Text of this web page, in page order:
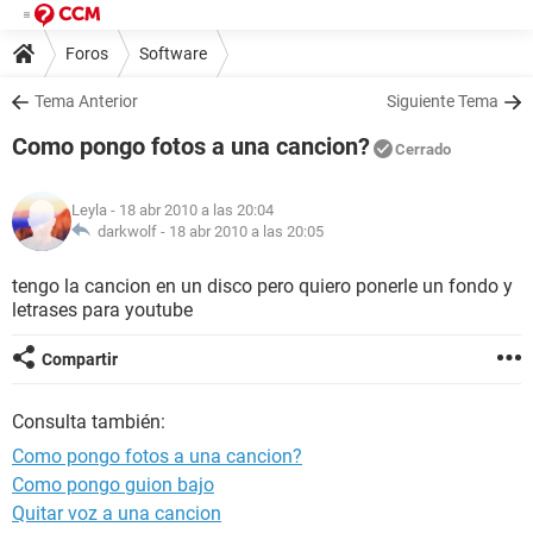
Foros Software
Tema Anterior Siguiente Tema
Como pongo fotos a una cancion? Cerrado
Leyla - 18 abr 2010 a las 20:04
darkwolf - 18 abr 2010 a las 20:05
tengo la cancion en un disco pero quiero ponerle un fondo y
letrases para youtube
Compartir
Consulta también:
Como pongo fotos a una cancion?
Como pongo guion bajo
Quitar voz a una cancion